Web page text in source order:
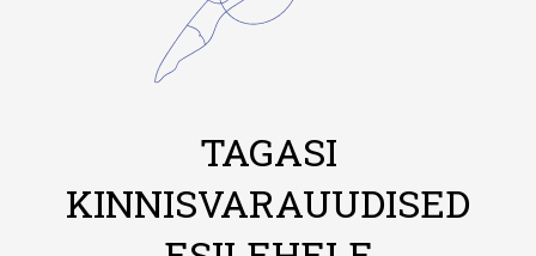
TAGASI
KINNISVARAUUDISED